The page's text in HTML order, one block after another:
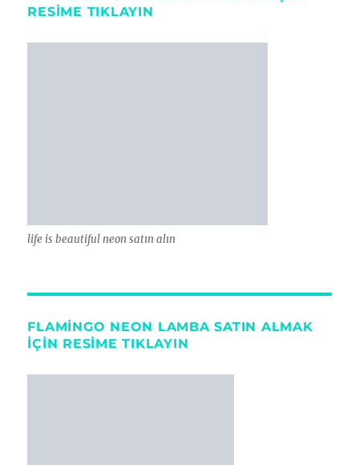
RESIME TIKLAYIN
life is beautiful neon satın alın
FLAMINGO NEON LAMBA SATIN ALMAK
IÇIN RESIME TIKLAYIN